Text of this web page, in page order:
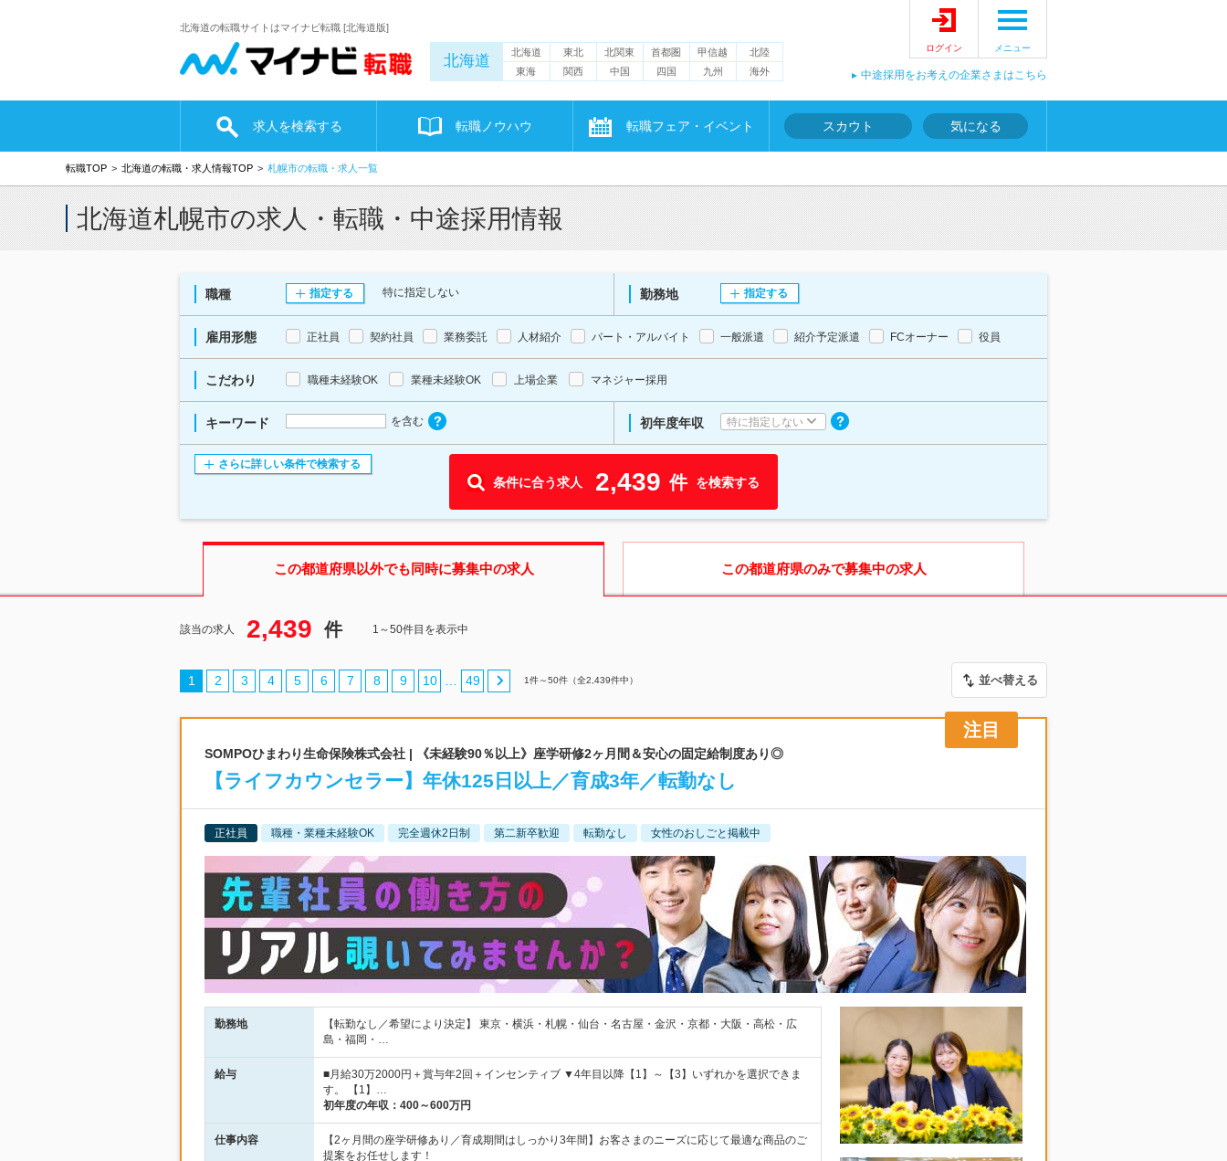
北海道の転職サイトはマイナビ転職 [北海道版]
北海道 北海道 東北 北関東 首都圏 甲信越
北陸
東海
関西 中国 四国 九州 海外
ログイン メニュー
中途採用をお考えの企業さまはこちら
求人を検索する 転職ノウハウ 転職フェア・イベント スカウト 気になる
転職TOP 北海道の転職・求人情報TOP 札幌市の転職・求人一覧
北海道札幌市の求人・転職・中途採用情報
職種 指定する 特に指定しない 勤務地 指定する
雇用形態 正社員 契約社員 業務委託 人材紹介 パート・アルバイト 一般派遣 紹介予定派遣 FCオーナー 役員
こだわり 職種未経験OK 業種未経験OK 上場企業 マネジャー採用
キーワード を含む 初年度年収 特に指定しない
さらに詳しい条件で検索する
条件に合う求人 2,439 件 を検索する
この都道府県以外でも同時に募集中の求人 この都道府県のみで募集中の求人
該当の求人 2,439 件 1～50件目を表示中
1 2 3 4 5 6 7 8 9 10 … 49 1件～50件（全2,439件中） 並べ替える
SOMPOひまわり生命保険株式会社 | 《未経験90％以上》座学研修2ヶ月間＆安心の固定給制度あり◎
【ライフカウンセラー】年休125日以上／育成3年／転勤なし
正社員 職種・業種未経験OK 完全週休2日制 第二新卒歓迎 転勤なし 女性のおしごと掲載中
勤務地
【転勤なし／希望により決定】 東京・横浜・札幌・仙台・名古屋・金沢・京都・大阪・高松・広
島・福岡・…
給与
■月給30万2000円＋賞与年2回＋インセンティブ ▼4年目以降【1】～【3】いずれかを選択できま
す。 【1】…
初年度の年収： 400～600万円
仕事内容
【2ヶ月間の座学研修あり／育成期間はしっかり3年間】お客さまのニーズに応じて最適な商品のご
提案をお任せします！